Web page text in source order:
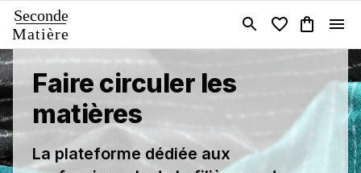
Seconde
Matière
Faire circuler les
matières
La plateforme dédiée aux